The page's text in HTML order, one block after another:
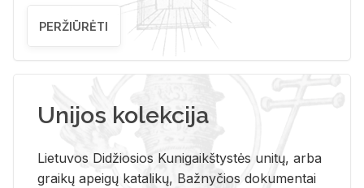
PERŽIŪRĖTI
Unijos kolekcija
Lietuvos Didžiosios Kunigaikštystės unitų, arba
graikų apeigų katalikų, Bažnyčios dokumentai